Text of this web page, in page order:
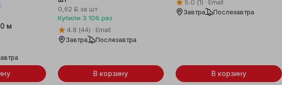
м
0,62 ƃза шт
Купили 3 106 раз
4.8 (44)
Emall
Завтра
Послезавтра
В корзину
5.0 (1)
Emall
Завтра
Послезавтра
В корзину